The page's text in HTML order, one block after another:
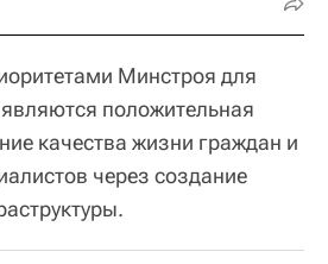
Минстроя для
положительная
качества жизни граждан и
через создание